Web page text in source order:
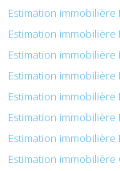
Estimation immobilière
Estimation
Estimation immobilière
Estimation immobilière
Estimation immobilière
Estimation immobilière
Estimation
Estimation immobilière